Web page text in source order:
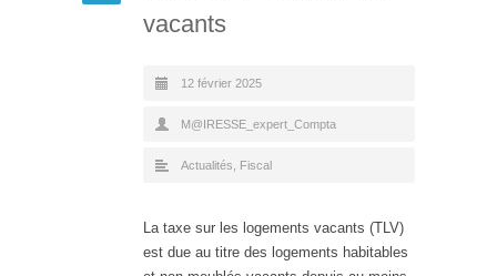
vacants
12 février 2025
M@IRESSE_expert_Compta
Actualités Fiscal
La taxe sur les logements vacants (TLV)
est due au titre des logements habitables